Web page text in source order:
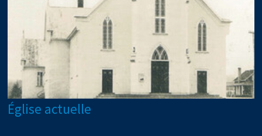
Église actuelle